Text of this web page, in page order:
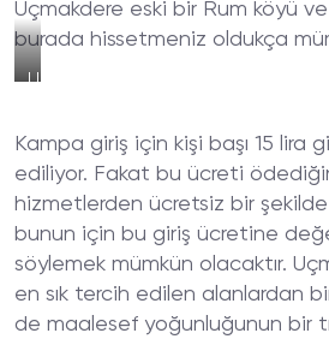
Uçmakdere eski bir Rum köyü
burada hissetmeniz oldukça
Uçmakdere
Sohbahar
Kampa giriş için kişi başı 15 lira
ediliyor. Fakat bu ücreti
hizmetlerden ücretsiz bir
bunun için bu giriş ücretine
söylemek mümkün olacaktır.
en sık tercih edilen alanlardan
de maalesef yoğunluğunun bir